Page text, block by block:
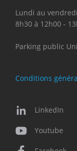
Lundi au vendredi
8h30 à 12h00 -
Parking public
Conditions
LinkedIn
Youtube